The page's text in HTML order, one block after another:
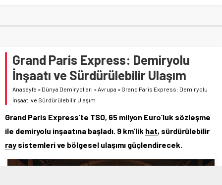
Grand Paris Express: Demiryolu
İnşaatı ve Sürdürülebilir Ulaşım
Anasayfa » Dünya Demiryolları »Avrupa » Grand Paris Express: Demiryolu
İnşaatı ve Sürdürülebilir Ulaşım
Grand Paris Express’te TSO, 65 milyon Euro’luk sözleşme
ile demiryolu inşaatına başladı. 9 km’lik hat, sürdürülebilir
ray sistemleri ve bölgesel ulaşımı güçlendirecek.